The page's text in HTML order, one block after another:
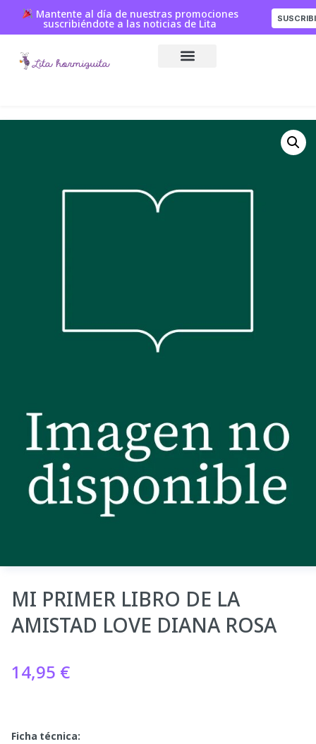
Mantente al día de nuestras promociones
suscribiéndote a las noticias de Lita
MI PRIMER LIBRO DE LA
AMISTAD LOVE DIANA ROSA
14,95 €
Ficha técnica: